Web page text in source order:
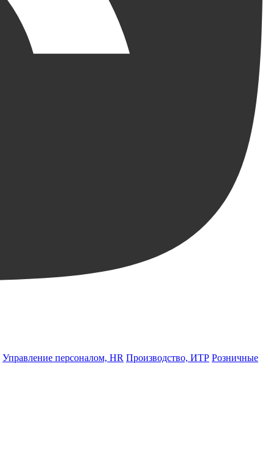
Управление персоналом, HR Производство, ИТР Розничные